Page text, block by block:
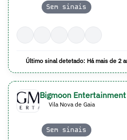
Sem sinais
Último sinal detetado: Há mais de 2
Bigmoon Entertainment
Vila Nova de Gaia
Sem sinais